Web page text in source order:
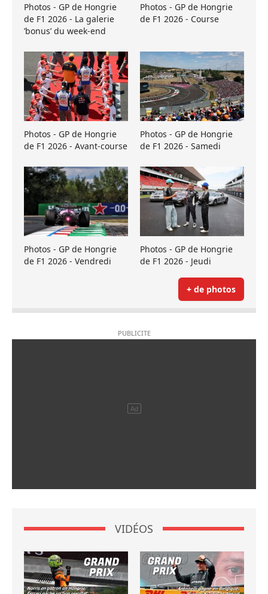
Photos - GP de Hongrie
de F1 2026 - La galerie
’bonus’ du week-end
Photos - GP de Hongrie
de F1 2026 - Course
Photos - GP de Hongrie
de F1 2026 - Avant-course
Photos - GP de Hongrie
de F1 2026 - Samedi
Photos - GP de Hongrie
de F1 2026 - Vendredi
Photos - GP de Hongrie
de F1 2026 - Jeudi
+ de photos
VIDÉOS